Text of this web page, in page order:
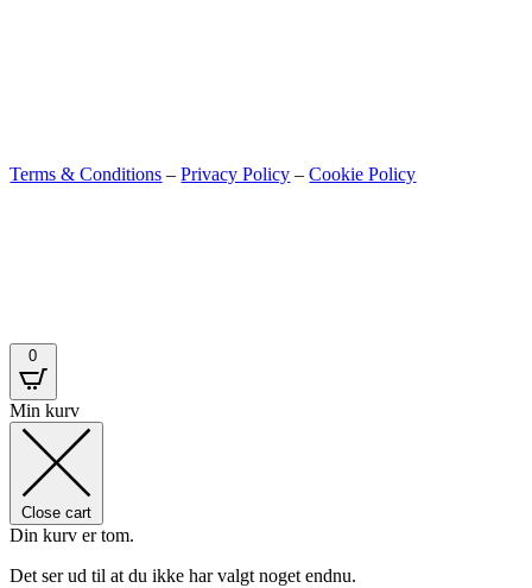
Terms & Conditions –Privacy Policy –Cookie Policy
0
Min kurv
Close cart
Din kurv er tom.
Det ser ud til at du ikke har valgt noget endnu.